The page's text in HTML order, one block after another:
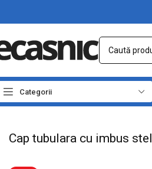
Categorii
Prima pagină Scule - Unelte Chei, capete
Cap tubulara cu imbus